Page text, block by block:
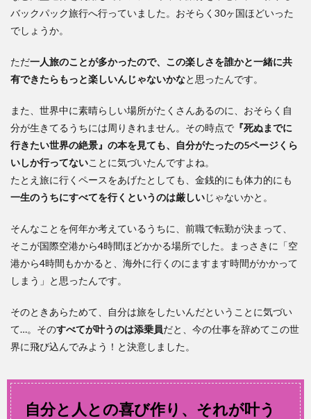
バックパック旅行へ行っていました。おそらく30ヶ国ほどいった
でしょうか。
ただ一人旅のことが多かったので、この楽しさを誰かと一緒に共
有できたらもっと楽しいんじゃないかなと思ったんです。
また、世界中に素晴らしい場所がたくさんあるのに、おそらく自
分が生きてるうちには周りきれません。その時点で 『死ぬまでに
行きたい世界の絶景』の本を見ても、自分がたったの5ページくら
いしか行ってないことに気づいたんですよね。
たとえ旅に行くペースをあげたとしても、金銭的にも体力的にも
一生のうちにすべてを行くというのは厳しいじゃないかと。
そんなことを何年か考えているうちに、前職で転勤が決まって、
そこが国際空港から4時間ほどかかる場所でした。まっさきに「空
港から4時間もかかると、海外に行くのにますます時間がかかって
しまう」と思ったんです。
そのときあらためて、自分は旅をしたいんだということに気づい
て…。そのすべてが叶うのは添乗員だと、今の仕事を辞めてこの世
界に飛び込んでみよう！と決意しました。
自分と人との喜び作り、それが叶う